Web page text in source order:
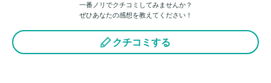
ンゴシン、Ｎ－ステアロイルジヒドロスフィンゴシン、ヒド
一番ノリでクチコミしてみませんか？
ぜひあなたの感想を教えてください！
クチコミする